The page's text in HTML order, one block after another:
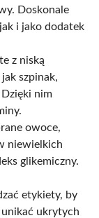
Doskonale
i jako dodatek
z niską
szpinak,
Dzięki nim
owoce,
niewielkich
glikemiczny.
etykiety, by
ukrytych